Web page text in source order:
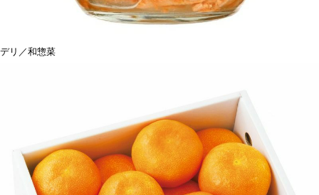
デリ／和惣菜